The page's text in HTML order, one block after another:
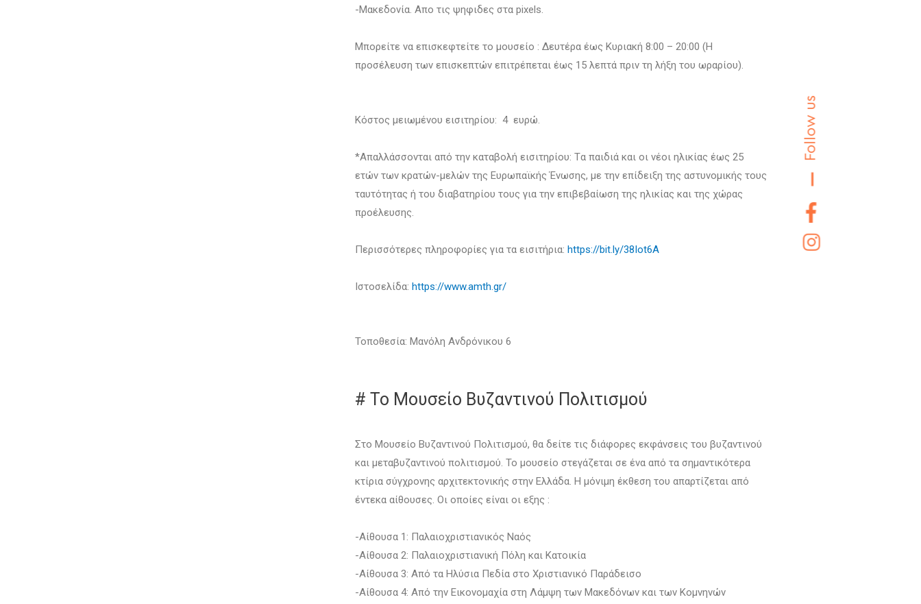
Follow us
-Μακεδονία. Απο τις ψηφιδες στα pixels.
Μπορείτε να επισκεφτείτε το μουσείο : Δευτέρα έως Κυριακή 8:00 – 20:00 (Η
προσέλευση των επισκεπτών επιτρέπεται έως 15 λεπτά πριν τη λήξη του ωραρίου).
Κόστος μειωμένου εισιτηρίου: 4 ευρώ.
*Απαλλάσσονται από την καταβολή εισιτηρίου: Tα παιδιά και οι νέοι ηλικίας έως 25
ετών των κρατών-μελών της Ευρωπαϊκής Ένωσης, με την επίδειξη της αστυνομικής τους
ταυτότητας ή του διαβατηρίου τους για την επιβεβαίωση της ηλικίας και της χώρας
προέλευσης.
Περισσότερες πληροφορίες για τα εισιτήρια: https://bit.ly/38Iot6A
Ιστοσελίδα: https://www.amth.gr/
Τοποθεσία: Μανόλη Ανδρόνικου 6
# Το Μουσείο Βυζαντινού Πολιτισμού
Στο Μουσείο Βυζαντινού Πολιτισμού, θα δείτε τις διάφορες εκφάνσεις του βυζαντινού
και μεταβυζαντινού πολιτισμού. Το μουσείο στεγάζεται σε ένα από τα σημαντικότερα
κτίρια σύγχρονης αρχιτεκτονικής στην Ελλάδα. Η μόνιμη έκθεση του απαρτίζεται από
έντεκα αίθουσες. Οι οποίες είναι οι εξης :
-Αίθουσα 1: Παλαιοχριστιανικός Ναός
-Αίθουσα 2: Παλαιοχριστιανική Πόλη και Κατοικία
-Αίθουσα 3: Από τα Ηλύσια Πεδία στο Χριστιανικό Παράδεισο
-Αίθουσα 4: Από την Εικονομαχία στη Λάμψη των Μακεδόνων και των Κομνηνών